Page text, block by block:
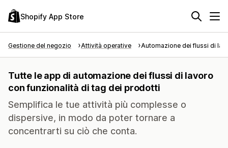
Shopify App Store
Gestione del negozio Attività operative Automazione dei flussi di
Tutte le app di automazione dei flussi di lavoro
con funzionalità di tag dei prodotti
Semplifica le tue attività più complesse o
dispersive, in modo da poter tornare a
concentrarti su ciò che conta.